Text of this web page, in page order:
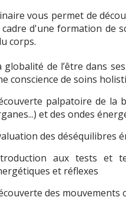
vous permet de
d'une formation de
corps.
globalité de l’être dans
conscience de soins
palpatoire de la
et des ondes
des déséquilibres
aux tests et
et réflexes
des